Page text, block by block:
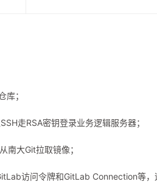
库；
走RSA密钥登录业务逻辑服务器；
南大Git拉取镜像；
访问令牌和GitLab Connection等